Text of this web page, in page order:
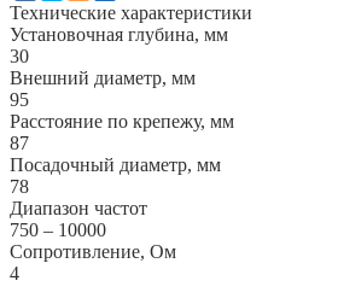
Технические характеристики
Установочная глубина, мм
30
Внешний диаметр, мм
95
Расстояние по крепежу, мм
87
Посадочный диаметр, мм
78
Диапазон частот
750 – 10000
Сопротивление, Ом
4